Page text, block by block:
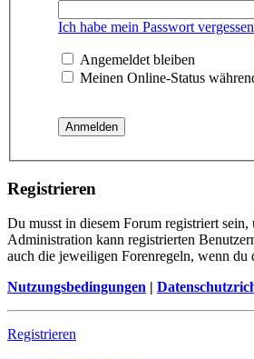
Ich habe mein Passwort vergessen
Angemeldet bleiben
Meinen Online-Status
Registrieren
Du musst in diesem Forum registriert
Administration kann registrierten
auch die jeweiligen Forenregeln, wenn du
Nutzungsbedingungen |
Registrieren